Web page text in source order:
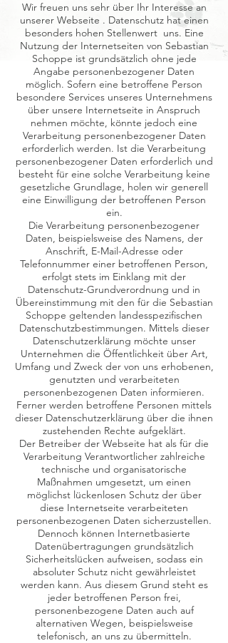
Wir freuen uns sehr über Ihr Interesse an
unserer Webseite . Datenschutz hat einen
besonders hohen Stellenwert uns. Eine
Nutzung der Internetseiten von Sebastian
Schoppe ist grundsätzlich ohne jede
Angabe personenbezogener Daten
möglich. Sofern eine betroffene Person
besondere Services unseres Unternehmens
über unsere Internetseite in Anspruch
nehmen möchte, könnte jedoch eine
Verarbeitung personenbezogener Daten
erforderlich werden. Ist die Verarbeitung
personenbezogener Daten erforderlich und
besteht für eine solche Verarbeitung keine
gesetzliche Grundlage, holen wir generell
eine Einwilligung der betroffenen Person
ein.
Die Verarbeitung personenbezogener
Daten, beispielsweise des Namens, der
Anschrift, E-Mail-Adresse oder
Telefonnummer einer betroffenen Person,
erfolgt stets im Einklang mit der
Datenschutz-Grundverordnung und in
Übereinstimmung mit den für die Sebastian
Schoppe geltenden landesspezifischen
Datenschutzbestimmungen. Mittels dieser
Datenschutzerklärung möchte unser
Unternehmen die Öffentlichkeit über Art,
Umfang und Zweck der von uns erhobenen,
genutzten und verarbeiteten
personenbezogenen Daten informieren.
Ferner werden betroffene Personen mittels
dieser Datenschutzerklärung über die ihnen
zustehenden Rechte aufgeklärt.
Der Betreiber der Webseite hat als für die
Verarbeitung Verantwortlicher zahlreiche
technische und organisatorische
Maßnahmen umgesetzt, um einen
möglichst lückenlosen Schutz der über
diese Internetseite verarbeiteten
personenbezogenen Daten sicherzustellen.
Dennoch können Internetbasierte
Datenübertragungen grundsätzlich
Sicherheitslücken aufweisen, sodass ein
absoluter Schutz nicht gewährleistet
werden kann. Aus diesem Grund steht es
jeder betroffenen Person frei,
personenbezogene Daten auch auf
alternativen Wegen, beispielsweise
telefonisch, an uns zu übermitteln.